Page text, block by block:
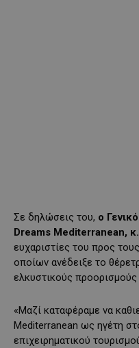
Σε δηλώσεις του, ο
Dreams Mediterranean,
ευχαριστίες του προς
οποίων ανέδειξε το
ελκυστικούς
«Μαζί καταφέραμε να
Mediterranean ως ηγέτη
επιχειρηματικού